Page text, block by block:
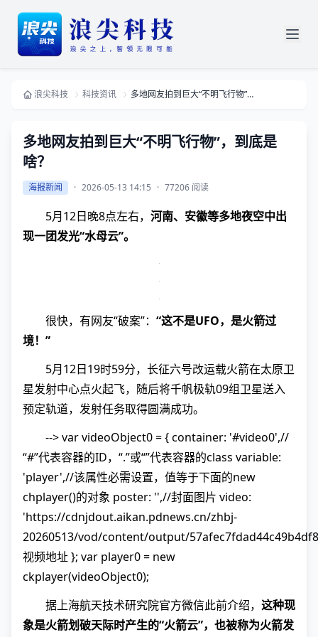
浪尖科技 科技资讯 多地网友拍到巨大“不明飞行物”，到底是啥？
多地网友拍到巨大“不明飞行物”，到底是
啥？
海报新闻 · 2026-05-13 14:15 · 77206 阅读
5月12日晚8点左右， 河南、安徽等多地夜空中出
现一团发光“水母云”。
很快，有网友“破案”： “这不是UFO，是火箭过
境！”
5月12日19时59分，长征六号改运载火箭在太原卫
星发射中心点火起飞，随后将千帆极轨09组卫星送入
预定轨道，发射任务取得圆满成功。
--> var videoObject0 = { container: '#video0',//
“#”代表容器的ID，“.”或“”代表容器的class variable:
'player',//该属性必需设置，值等于下面的new
chplayer()的对象 poster: '',//封面图片 video:
'https://cdnjdout.aikan.pdnews.cn/zhbj-
20260513/vod/content/output/
视频地址 }; var player0 = new
ckplayer(videoObject0);
据上海航天技术研究院官方微信此前介绍， 这种现
象是火箭划破天际时产生的“火箭云”，也被称为火箭发